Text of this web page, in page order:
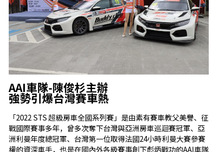
AAI車隊-陳俊杉主辦
強勢引爆台灣賽車熱
「2022 STS 超級房車全國系列賽」是由素有賽車教父美譽、征
戰國際賽事多年，曾多次奪下台灣與亞洲房車巡迴賽冠軍、亞
洲利曼年度總冠軍、台灣第一位取得法國24小時利曼大賽參賽
權的資深車手，也是在國內外各級賽事創下彪炳戰功的AAI車隊